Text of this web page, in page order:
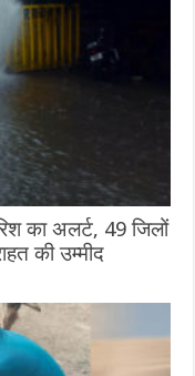
का अलर्ट, 49 जिलों
की उम्मीद